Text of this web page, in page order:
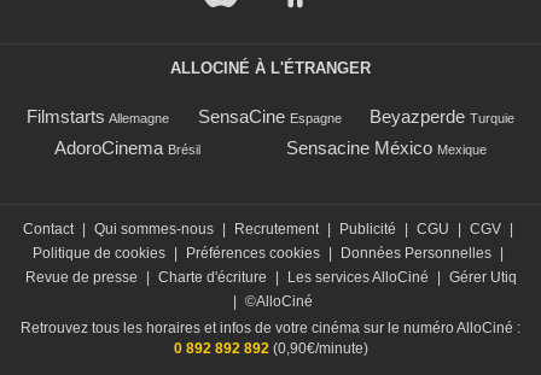
ALLOCINÉ À L'ÉTRANGER
Filmstarts Allemagne SensaCine Espagne Beyazperde Turquie
AdoroCinema Brésil Sensacine México Mexique
Contact Qui sommes-nous Recrutement Publicité CGU CGV
Politique de cookies
Préférences cookies Données Personnelles
Revue de presse
Charte d'écriture Les services AlloCiné
Gérer Utiq
©AlloCiné
Retrouvez tous les horaires et infos de votre cinéma sur le numéro AlloCiné :
0 892 892 892(0,90€/minute)